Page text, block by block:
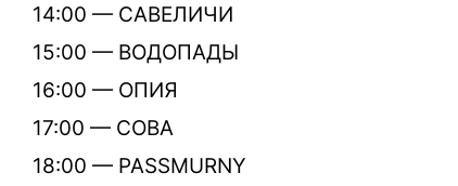
14:00 — САВЕЛИЧИ
15:00 — ВОДОПАДЫ
16:00 — ОПИЯ
17:00 — СОВА
18:00 — PASSMURNY